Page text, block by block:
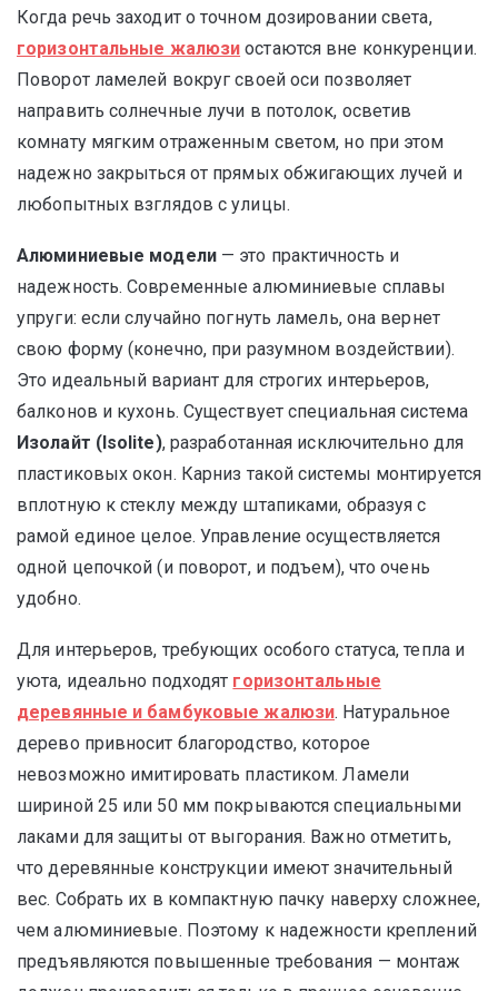
Когда речь заходит о точном дозировании света,
горизонтальные жалюзи остаются вне конкуренции.
Поворот ламелей вокруг своей оси позволяет
направить солнечные лучи в потолок, осветив
комнату мягким отраженным светом, но при этом
надежно закрыться от прямых обжигающих лучей и
любопытных взглядов с улицы.
Алюминиевые модели— это практичность и
надежность. Современные алюминиевые сплавы
упруги: если случайно погнуть ламель, она вернет
свою форму (конечно, при разумном воздействии).
Это идеальный вариант для строгих интерьеров,
балконов и кухонь. Существует специальная система
Изолайт (Isolite), разработанная исключительно для
пластиковых окон. Карниз такой системы монтируется
вплотную к стеклу между штапиками, образуя с
рамой единое целое. Управление осуществляется
одной цепочкой (и поворот, и подъем), что очень
удобно.
Для интерьеров, требующих особого статуса, тепла и
уюта, идеально подходят горизонтальные
деревянные и бамбуковые жалюзи. Натуральное
дерево привносит благородство, которое
невозможно имитировать пластиком. Ламели
шириной 25 или 50 мм покрываются специальными
лаками для защиты от выгорания. Важно отметить,
что деревянные конструкции имеют значительный
вес. Собрать их в компактную пачку наверху сложнее,
чем алюминиевые. Поэтому к надежности креплений
предъявляются повышенные требования — монтаж